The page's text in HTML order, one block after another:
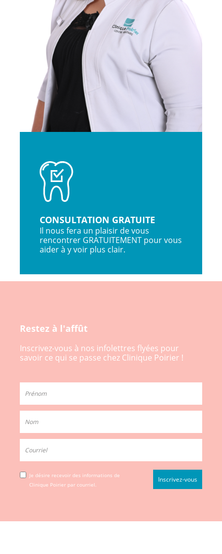
CONSULTATION GRATUITE
Il nous fera un plaisir de vous
rencontrer GRATUITEMENT pour vous
aider à y voir plus clair.
Restez à l'affût
Inscrivez-vous à nos infolettres flyées pour
savoir ce qui se passe chez Clinique Poirier !
Je désire recevoir des informations de
Clinique Poirier par courriel.